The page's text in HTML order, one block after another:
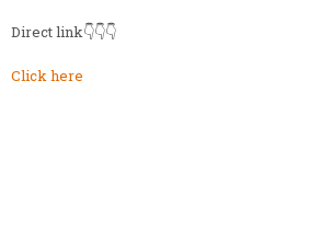
Direct link👇👇👇
Click here